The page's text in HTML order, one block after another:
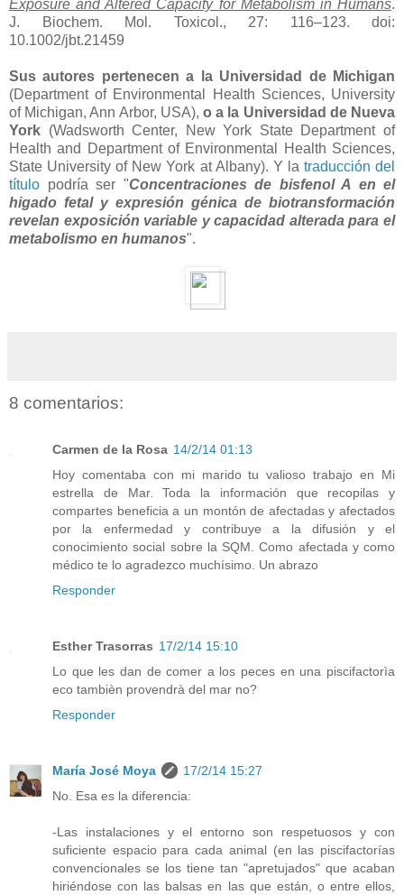
Exposure and Altered Capacity for Metabolism in Humans.
J. Biochem. Mol. Toxicol., 27: 116–123. doi:
10.1002/jbt.21459
Sus autores pertenecen a la Universidad de Michigan
(Department of Environmental Health Sciences, University
of Michigan, Ann Arbor, USA), o a la Universidad de Nueva
York (Wadsworth Center, New York State Department of
Health and Department of Environmental Health Sciences,
State University of New York at Albany). Y la traducción del
título podría ser "Concentraciones de bisfenol A en el
higado fetal y expresión génica de biotransformación
revelan exposición variable y capacidad alterada para el
metabolismo en humanos".
8 comentarios:
Carmen de la Rosa 14/2/14 01:13
Hoy comentaba con mi marido tu valioso trabajo en Mi
estrella de Mar. Toda la información que recopilas y
compartes beneficia a un montón de afectadas y afectados
por la enfermedad y contribuye a la difusión y el
conocimiento social sobre la SQM. Como afectada y como
médico te lo agradezco muchísimo. Un abrazo
Responder
Esther Trasorras 17/2/14 15:10
Lo que les dan de comer a los peces en una piscifactorìa
eco tambièn provendrà del mar no?
Responder
María José Moya
17/2/14 15:27
No. Esa es la diferencia:
-Las instalaciones y el entorno son respetuosos y con
suficiente espacio para cada animal (en las piscifactorías
convencionales se los tiene tan "apretujados" que acaban
hiriéndose con las balsas en las que están, o entre ellos,